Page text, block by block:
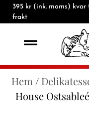
395 kr (ink. moms) kvar
frakt
Hem /
House